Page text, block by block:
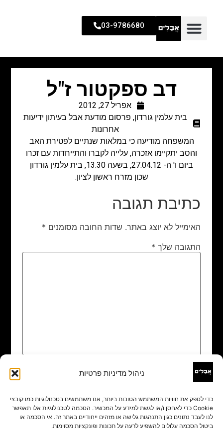
ניהול מדיניות פרטיות
כדי לספק את חוויות המשתמש הטובות ביותר, אנו משתמשים בטכנולוגיות כמו קובצי
Cookie כדי לאחסן ו/או לגשת למידע על המכשיר. הסכמה לטכנולוגיות אלו תאפשר
לנו לעבד נתונים כגון התנהגות גלישה או מזהים ייחודיים באתר זה. אי הסכמה או
ביטול הסכמה עלולים להשפיע לרעה על תכונות ופונקציות מסוימות.
03-9786680
דב ספקטור ז"ל
אפריל 27, 2012
בית עלמין גורדון, פרסום מודעת אבל בעיתון ידיעות
אחרונות
המשפחה מודיעה כי במלאות שנתיים לפטירת האב
והסב יתקיימו אזכרה, עלייה לקברו והתייחדות עם זכרו
ביום ו' ה- 27.04.12, בשעה 13.30, בית עלמין גורדון
שכון מזרח ראשון לציון.
כתיבת תגובה
האימייל לא יוצג באתר. שדות החובה מסומנים *
התגובה שלך *
שם
אימייל*